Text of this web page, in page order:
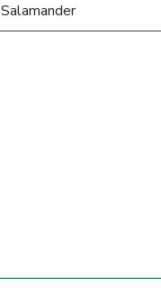
Salamander